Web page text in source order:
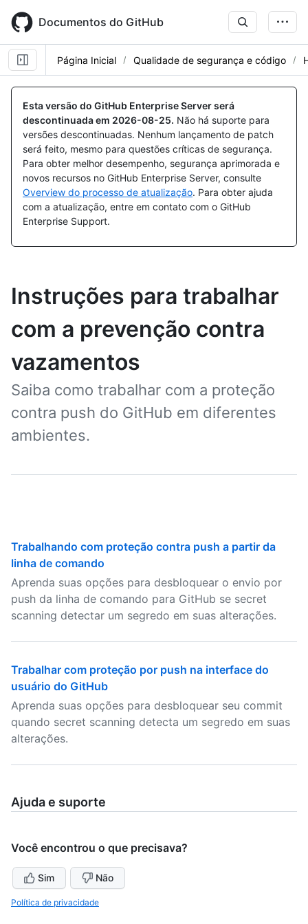
main
content
Documentos do GitHub
Página Inicial Qualidade de segurança e código
Esta versão do GitHub Enterprise Server será
descontinuada em 2026-08-25. Não há suporte para
versões descontinuadas. Nenhum lançamento de patch
será feito, mesmo para questões críticas de segurança.
Para obter melhor desempenho, segurança aprimorada e
novos recursos no GitHub Enterprise Server, consulte
Overview do processo de atualização. Para obter ajuda
com a atualização, entre em contato com o GitHub
Enterprise Support.
Instruções para trabalhar
com a prevenção contra
vazamentos
Saiba como trabalhar com a proteção
contra push do GitHub em diferentes
ambientes.
Trabalhando com proteção contra push a partir da
linha de comando
Aprenda suas opções para desbloquear o envio por
push da linha de comando para GitHub se secret
scanning detectar um segredo em suas alterações.
Trabalhar com proteção por push na interface do
usuário do GitHub
Aprenda suas opções para desbloquear seu commit
quando secret scanning detecta um segredo em suas
alterações.
Ajuda e suporte
Você encontrou o que precisava?
Sim Não
Política de privacidade